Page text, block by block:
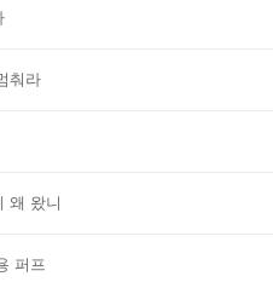
춰라
왜 왔니
퍼프